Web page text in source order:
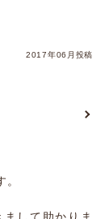
2017年06月投稿